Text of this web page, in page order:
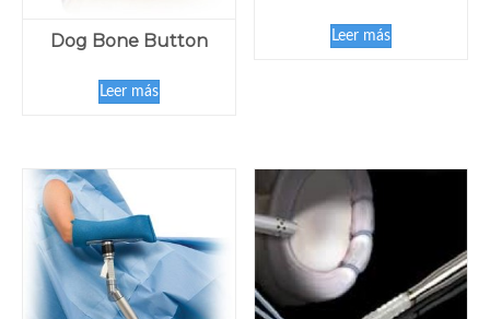
Dog Bone Button
Leer más
Leer más